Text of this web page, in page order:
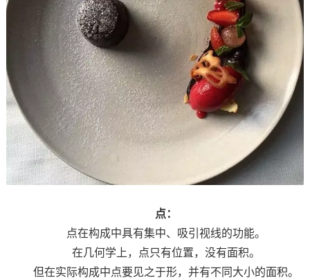
点：
点在构成中具有集中、吸引视线的功能。
在几何学上，点只有位置，没有面积。
但在实际构成中点要见之于形，并有不同大小的面积。